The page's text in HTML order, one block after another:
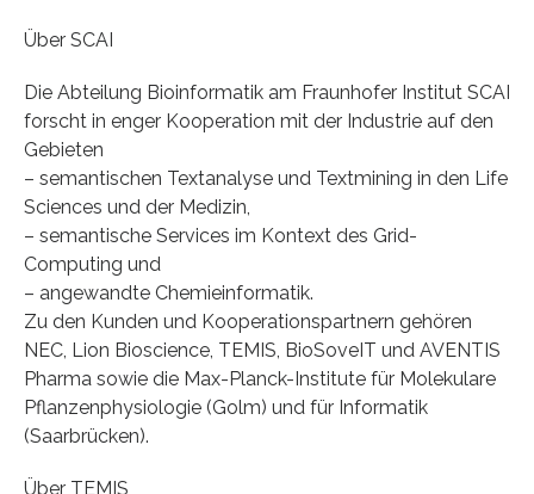
Über SCAI
Die Abteilung Bioinformatik am Fraunhofer Institut SCAI
forscht in enger Kooperation mit der Industrie auf den
Gebieten
– semantischen Textanalyse und Textmining in den Life
Sciences und der Medizin,
– semantische Services im Kontext des Grid-
Computing und
– angewandte Chemieinformatik.
Zu den Kunden und Kooperationspartnern gehören
NEC, Lion Bioscience, TEMIS, BioSoveIT und AVENTIS
Pharma sowie die Max-Planck-Institute für Molekulare
Pflanzenphysiologie (Golm) und für Informatik
(Saarbrücken).
Über TEMIS